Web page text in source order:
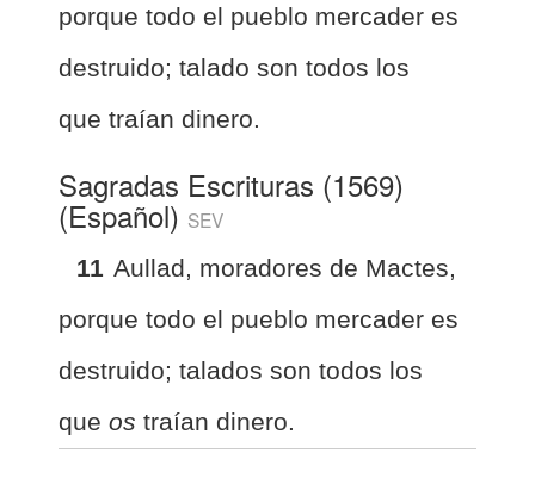
porque todo el pueblo mercader es
destruido; talado son todos los
que traían dinero.
Sagradas Escrituras (1569)
(Español) SEV
11 Aullad, moradores de Mactes,
porque todo el pueblo mercader es
destruido; talados son todos los
que os traían dinero.